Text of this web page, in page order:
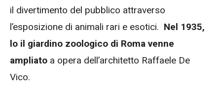
il divertimento del pubblico attraverso
l’esposizione di animali rari e esotici. Nel 1935,
lo il giardino zoologico di Roma venne
ampliato a opera dell’architetto Raffaele De
Vico.